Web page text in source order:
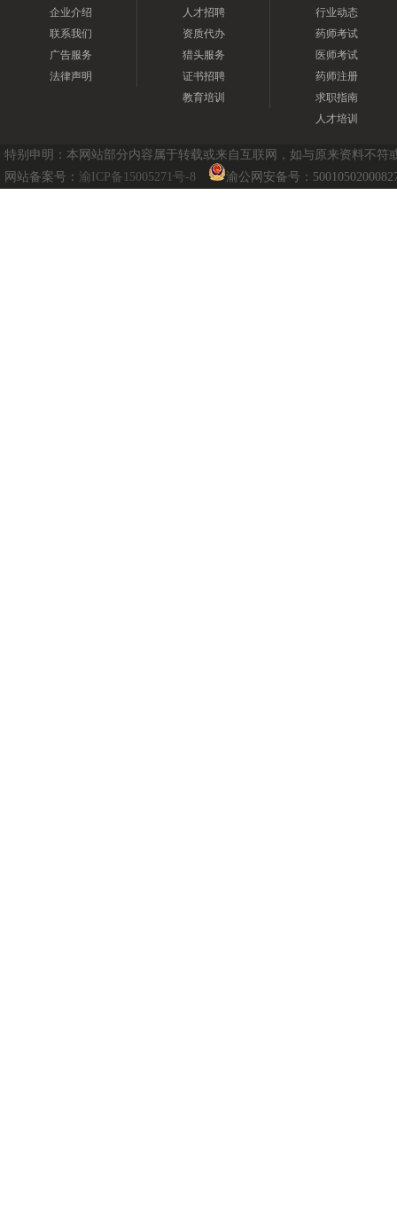
企业介绍
联系我们
广告服务
法律声明
人才招聘
资质代办
猎头服务
证书招聘
教育培训
行业动态
药师考试
医师考试
药师注册
求职指南
人才培训
特别申明：本网站部分内容属于转载或来自互联网，如与原来资料不
网站备案号： 渝ICP备15005271号-8 渝公网安备号：